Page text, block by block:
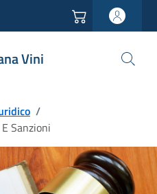
Vini
/
Sanzioni